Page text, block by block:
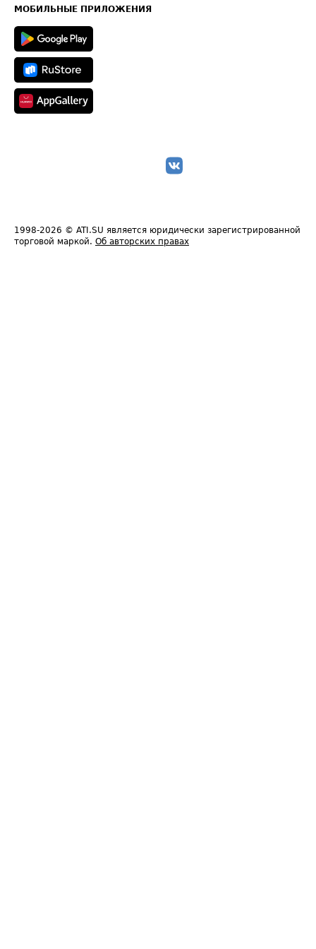
Техническая информация
МОБИЛЬНЫЕ ПРИЛОЖЕНИЯ
1998-2026 © ATI.SU является юридически зарегистрированной
торговой маркой. Об авторских правах